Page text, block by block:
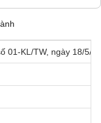
01-KL/TW, ngày 18/5/